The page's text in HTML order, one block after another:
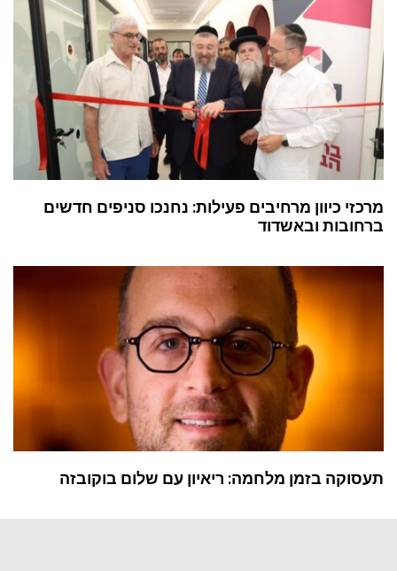
מרכזי כיוון מרחיבים פעילות: נחנכו סניפים חדשים
ברחובות ובאשדוד
תעסוקה בזמן מלחמה: ריאיון עם שלום בוקובזה